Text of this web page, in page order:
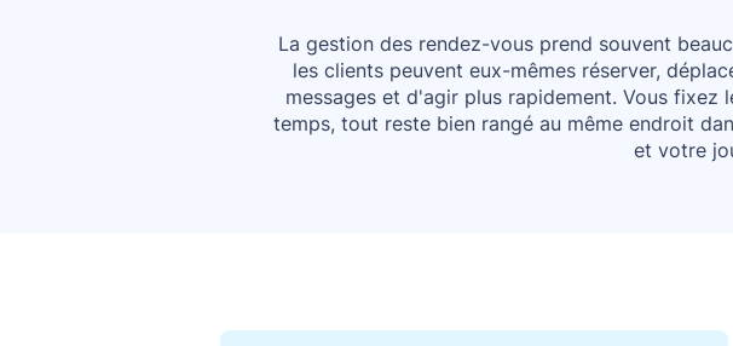
La gestion des rendez-vous prend souvent
les clients peuvent eux-mêmes réserver,
messages et d'agir plus rapidement. Vous
temps, tout reste bien rangé au même endroit
et votre